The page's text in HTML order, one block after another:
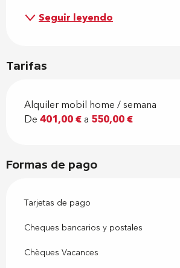
Seguir leyendo
Tarifas
Alquiler mobil home / semana
De 401,00 €a 550,00 €
Formas de pago
Tarjetas de pago
Cheques bancarios y postales
Chèques Vacances